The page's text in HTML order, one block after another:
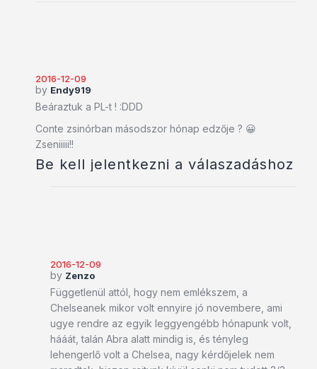
2016-12-09
by Endy919
Beáraztuk a PL-t ! :DDD
Conte zsinórban másodszor hónap edzője ? 😀
Zseniiiii!!
Be kell jelentkezni a válaszadáshoz
2016-12-09
by Zenzo
Függetlenül attól, hogy nem emlékszem, a
Chelseanek mikor volt ennyire jó novembere, ami
ugye rendre az egyik leggyengébb hónapunk volt,
hááát, talán Abra alatt mindig is, és tényleg
lehengerlő volt a Chelsea, nagy kérdőjelek nem